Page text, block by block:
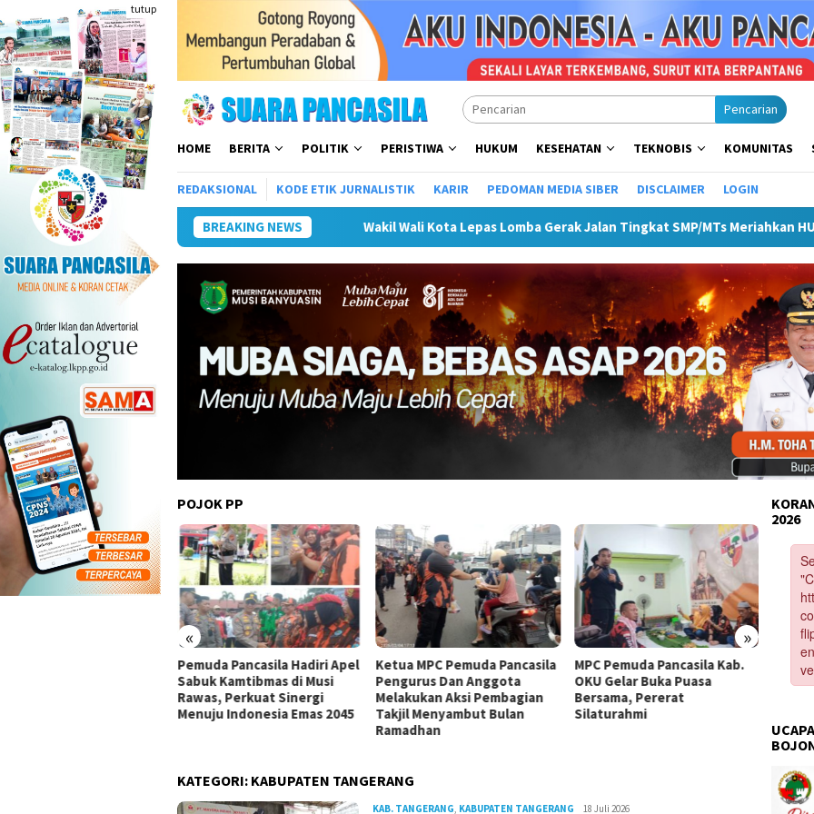
ke
konten
tutup
Pencarian
HOME BERITA POLITIK PERISTIWA HUKUM KESEHATAN TEKNOBIS KOMUNITAS
REDAKSIONAL KODE ETIK JURNALISTIK KARIR PEDOMAN MEDIA SIBER DISCLAIMER LOGIN
BREAKING NEWS
Wakil Wali Kota Lepas Lomba Gerak Jalan Tingkat SMP/MTs Meriahkan HUT ke-81 RI Pemkot
POJOK PP
« »
Pemuda Pancasila Hadiri Apel
Sabuk Kamtibmas di Musi
Rawas, Perkuat Sinergi
Menuju Indonesia Emas 2045
Ketua MPC Pemuda Pancasila
Pengurus Dan Anggota
Melakukan Aksi Pembagian
Takjil Menyambut Bulan
Ramadhan
MPC Pemuda Pancasila Kab.
OKU Gelar Buka Puasa
Bersama, Pererat
Silaturahmi
KATEGORI: KABUPATEN TANGERANG
KAB. TANGERANG, KABUPATEN TANGERANG Redaksi
18 Juli 2026
2026